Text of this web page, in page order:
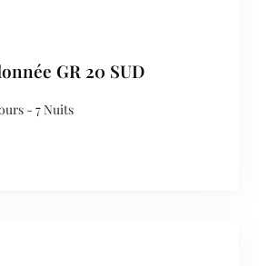
GR 20 SUD
- 7 Nuits